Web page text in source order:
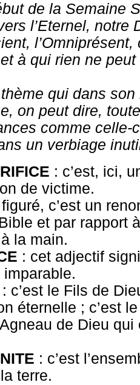
de la Semaine
l’Eternel, notre
à qui rien ne
qui dans
on peut dire,
comme celle-
un verbiage
: c’est, ici,
de victime.
c’est un
et par rapport
la main.
: cet adjectif
: c’est le Fils de
éternelle ; c’est
de Dieu
: c’est
terre.